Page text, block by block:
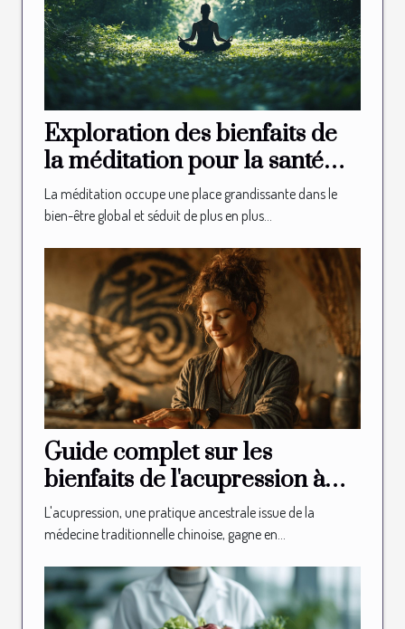
Exploration des bienfaits de
la méditation pour la santé
sexuelle
La méditation occupe une place grandissante dans le
bien-être global et séduit de plus en plus...
Guide complet sur les
bienfaits de l'acupression à
domicile
L'acupression, une pratique ancestrale issue de la
médecine traditionnelle chinoise, gagne en...